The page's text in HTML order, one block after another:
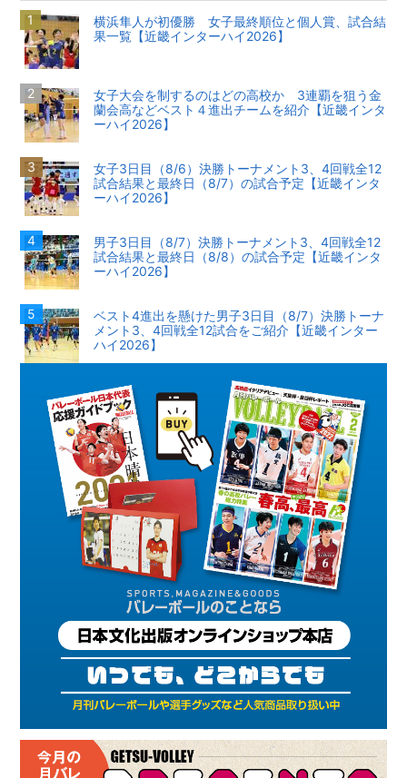
横浜隼人が初優勝 女子最終順位と個人賞、試合結
果一覧【近畿インターハイ2026】
女子大会を制するのはどの高校か 3連覇を狙う金
蘭会高などベスト４進出チームを紹介【近畿インタ
ーハイ2026】
女子3日目（8/6）決勝トーナメント3、4回戦全12
試合結果と最終日（8/7）の試合予定【近畿インタ
ーハイ2026】
男子3日目（8/7）決勝トーナメント3、4回戦全12
試合結果と最終日（8/8）の試合予定【近畿インタ
ーハイ2026】
ベスト4進出を懸けた男子3日目（8/7）決勝トーナ
メント3、4回戦全12試合をご紹介【近畿インター
ハイ2026】